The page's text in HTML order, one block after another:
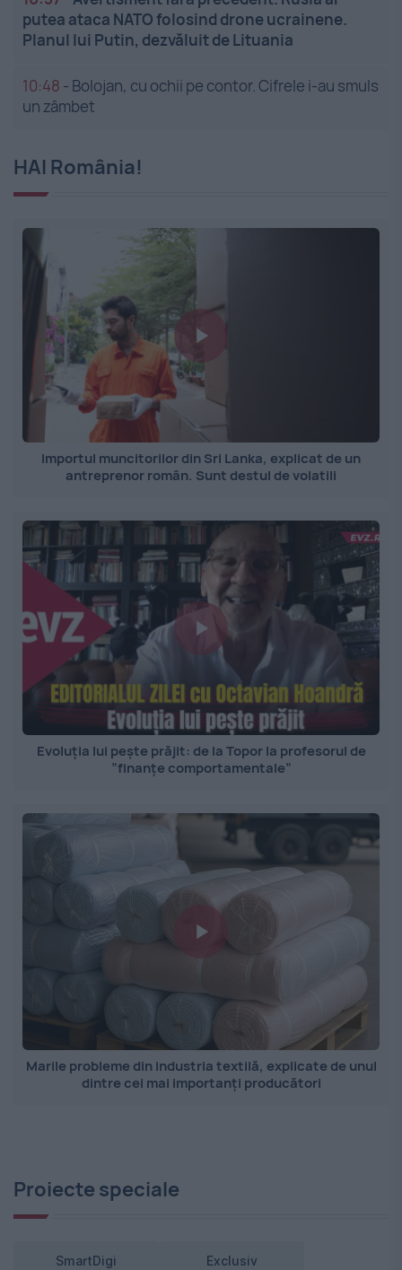
putea ataca NATO folosind drone ucrainene.
Planul lui Putin, dezvăluit de Lituania
10:48 - Bolojan, cu ochii pe contor. Cifrele i-au smuls
un zâmbet
HAI România!
Importul muncitorilor din Sri Lanka, explicat de un
antreprenor român. Sunt destul de volatili
Evoluția lui pește prăjit: de la Topor la profesorul de
”finanțe comportamentale”
Marile probleme din industria textilă, explicate de unul
dintre cei mai importanți producători
Proiecte speciale
SmartDigi Exclusiv